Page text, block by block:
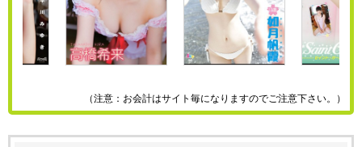
（注意：お会計はサイト毎になりますのでご注意下さい。）